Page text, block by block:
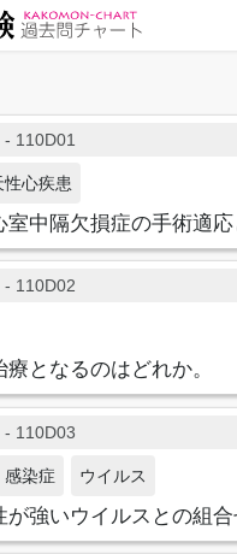
110D01
性心疾患
中隔欠損症の手術適応
- 110D02
となるのはどれか。
- 110D03
感染症 ウイルス
強いウイルスとの組合